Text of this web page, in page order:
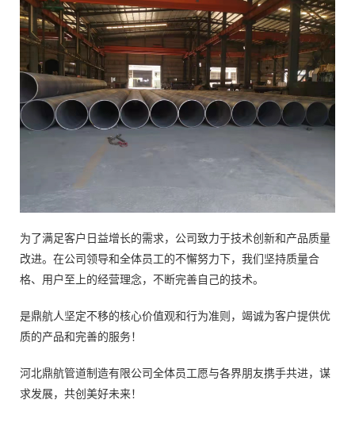
为了满足客户日益增长的需求，公司致力于技术创新和产品质量
改进。在公司领导和全体员工的不懈努力下，我们坚持质量合
格、用户至上的经营理念，不断完善自己的技术。
是鼎航人坚定不移的核心价值观和行为准则，竭诚为客户提供优
质的产品和完善的服务！
河北鼎航管道制造有限公司全体员工愿与各界朋友携手共进，谋
求发展，共创美好未来！